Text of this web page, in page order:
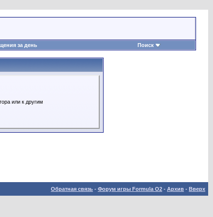
за день Поиск
или к другим
Обратная связь - Форум игры Formula O2 - Архив - Вверх